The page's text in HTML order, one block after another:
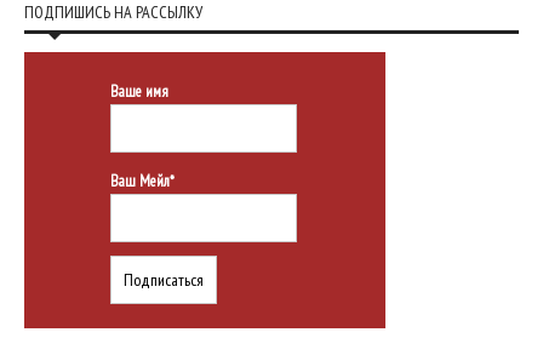
ПОДПИШИСЬ НА РАССЫЛКУ
Ваше имя
Ваш Мейл*